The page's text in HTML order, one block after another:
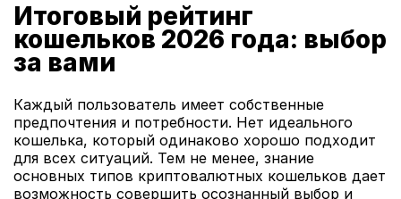
Итоговый рейтинг
кошельков 2026 года: выбор
за вами
Каждый пользователь имеет собственные
предпочтения и потребности. Нет идеального
кошелька, который одинаково хорошо подходит
для всех ситуаций. Тем не менее, знание
основных типов криптовалютных кошельков дает
возможность совершить осознанный выбор и